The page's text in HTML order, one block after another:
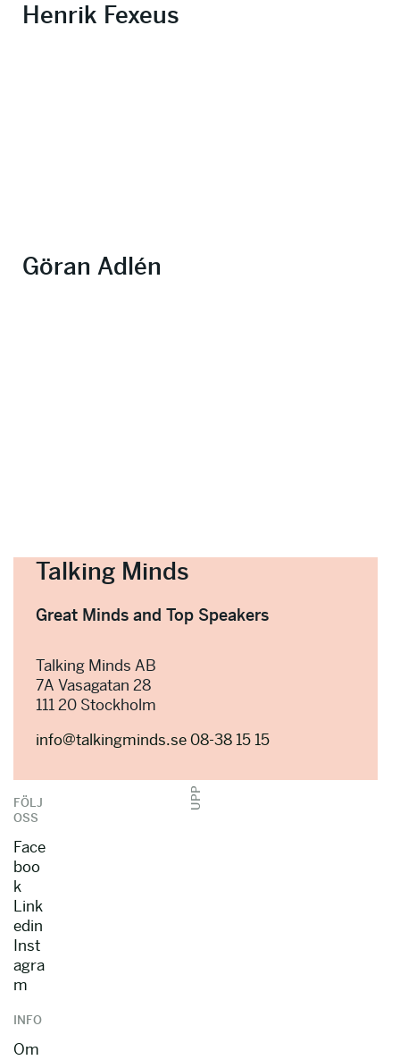
Henrik Fexeus
Göran Adlén
Talking Minds
Great Minds and Top Speakers
Talking Minds AB
7A Vasagatan 28
111 20 Stockholm
info@talkingminds.se08-38 15 15
UPP
FÖLJ
OSS
Face
boo
k
Link
edin
Inst
agra
m
INFO
Om